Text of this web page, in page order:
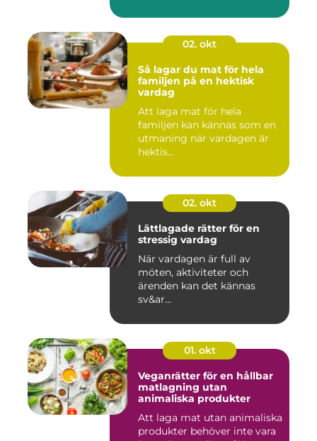
02. okt
Så lagar du mat för hela
familjen på en hektisk
vardag
Att laga mat för hela
familjen kan kännas som en
utmaning när vardagen är
hektis...
02. okt
Lättlagade rätter för en
stressig vardag
När vardagen är full av
möten, aktiviteter och
ärenden kan det kännas
sv&ar...
01. okt
Veganrätter för en hållbar
matlagning utan
animaliska produkter
Att laga mat utan animaliska
produkter behöver inte vara